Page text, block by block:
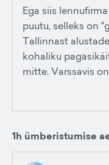
Ega siis
puutu, selleks on
Tallinnast
kohaliku
mitte. Varssavis
1h ümberistumise